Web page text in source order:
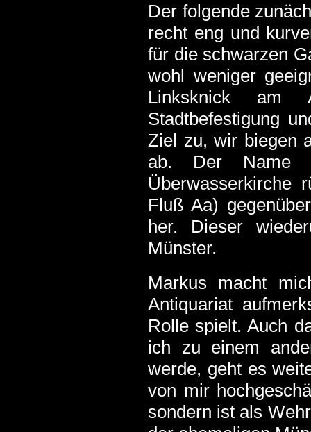
Der folgende
recht eng und
für die schwarzen
wohl weniger
Linksknick am
Stadtbefestigung
Ziel zu, wir biegen
ab. Der Name
Überwasserkirche
Fluß Aa)
her. Dieser
Münster.
Markus macht
Antiquariat
Rolle spielt. Auch
ich zu einem
werde, geht es
von mir
sondern ist als